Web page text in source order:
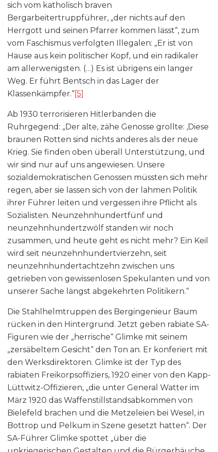
sich vom katholisch braven
Bergarbeitertruppführer, „der nichts auf den
Herrgott und seinen Pfarrer kommen lässt“, zum
vom Faschismus verfolgten Illegalen: „Er ist von
Hause aus kein politischer Kopf, und ein radikaler
am allerwenigsten. (…) Es ist übrigens ein langer
Weg. Er führt Bentsch in das Lager der
Klassenkämpfer.“ [5]
Ab 1930 terrorisieren Hitlerbanden die
Ruhrgegend: „Der alte, zähe Genosse grollte: ‚Diese
braunen Rotten sind nichts anderes als der neue
Krieg. Sie finden oben überall Unterstützung, und
wir sind nur auf uns angewiesen. Unsere
sozialdemokratischen Genossen müssten sich mehr
regen, aber sie lassen sich von der lahmen Politik
ihrer Führer leiten und vergessen ihre Pflicht als
Sozialisten. Neunzehnhundertfünf und
neunzehnhundertzwölf standen wir noch
zusammen, und heute geht es nicht mehr? Ein Keil
wird seit neunzehnhundertvierzehn, seit
neunzehnhundertachtzehn zwischen uns
getrieben von gewissenlosen Spekulanten und von
unserer Sache längst abgekehrten Politikern.“
Die Stahlhelmtruppen des Bergingenieur Baum
rücken in den Hintergrund. Jetzt geben rabiate SA-
Figuren wie der „herrische“ Glimke mit seinem
„zersäbeltem Gesicht“ den Ton an. Er konferiert mit
den Werksdirektoren. Glimke ist der Typ des
rabiaten Freikorpsoffiziers, 1920 einer von den Kapp-
Lüttwitz-Offizieren, „die unter General Watter im
März 1920 das Waffenstillstandsabkommen von
Bielefeld brachen und die Metzeleien bei Wesel, in
Bottrop und Pelkum in Szene gesetzt hatten“. Der
SA-Führer Glimke spottet „über die